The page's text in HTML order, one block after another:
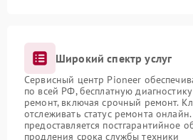
Широкий спектр услуг
Сервисный центр Pioneer
по всей РФ, бесплатную
ремонт, включая срочный ремонт.
отслеживать статус ремонта
предоставляется постгарантийное
продления срока службы техники